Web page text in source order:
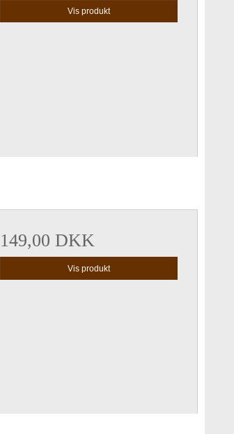
Vis produkt
149,00 DKK
Vis produkt